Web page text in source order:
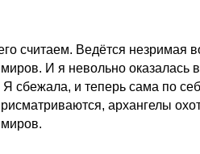
считаем. Ведётся
И я невольно оказалась
сбежала, и теперь сама по
архангелы